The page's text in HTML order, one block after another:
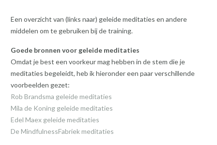
Een overzicht van (links naar) geleide meditaties en andere
middelen om te gebruiken bij de training.
Goede bronnen voor geleide meditaties
Omdat je best een voorkeur mag hebben in de stem die je
meditaties begeleidt, heb ik hieronder een paar verschillende
voorbeelden gezet:
Rob Brandsma geleide meditaties
Mila de Koning geleide meditaties
Edel Maex geleide meditaties
De MindfulnessFabriek meditaties